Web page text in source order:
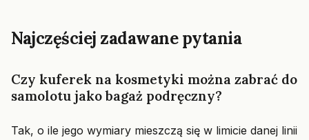
Najczęściej zadawane pytania
Czy kuferek na kosmetyki można zabrać do
samolotu jako bagaż podręczny?
Tak, o ile jego wymiary mieszczą się w limicie danej linii